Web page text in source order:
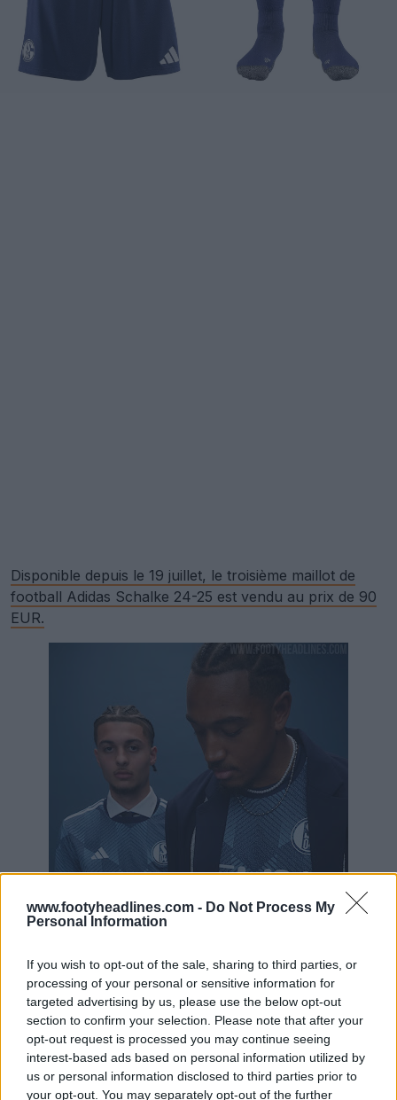
www.footyheadlines.com - Do Not Process My
Personal Information
If you wish to opt-out of the sale, sharing to third parties, or
processing of your personal or sensitive information for
targeted advertising by us, please use the below opt-out
section to confirm your selection. Please note that after your
opt-out request is processed you may continue seeing
interest-based ads based on personal information utilized by
us or personal information disclosed to third parties prior to
your opt-out. You may separately opt-out of the further
Disponible depuis le 19 juillet, le troisième maillot de
football Adidas Schalke 24-25 est vendu au prix de 90
EUR.